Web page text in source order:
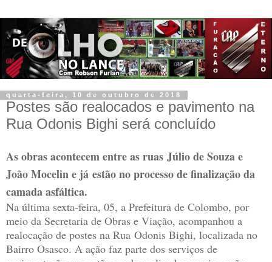
quarta-feira, 10 de outubro de 2018
Postes são realocados e pavimento na
Rua Odonis Bighi será concluído
As obras acontecem entre as ruas Júlio de Souza e
João Mocelin e já estão no processo de finalização da
camada asfáltica.
Na última sexta-feira, 05, a Prefeitura de Colombo, por
meio da Secretaria de Obras e Viação, acompanhou a
realocação de postes na Rua Odonis Bighi, localizada no
Bairro Osasco. A ação faz parte dos serviços de